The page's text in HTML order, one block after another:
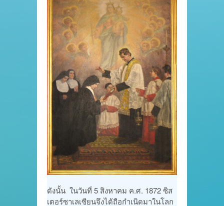
ดังนั้น ในวันที่ 5 สิงหาคม ค.ศ. 1872 ซิส
เตอร์ซาเลเซียนจึงได้ถือกำเนิดมาในโลก